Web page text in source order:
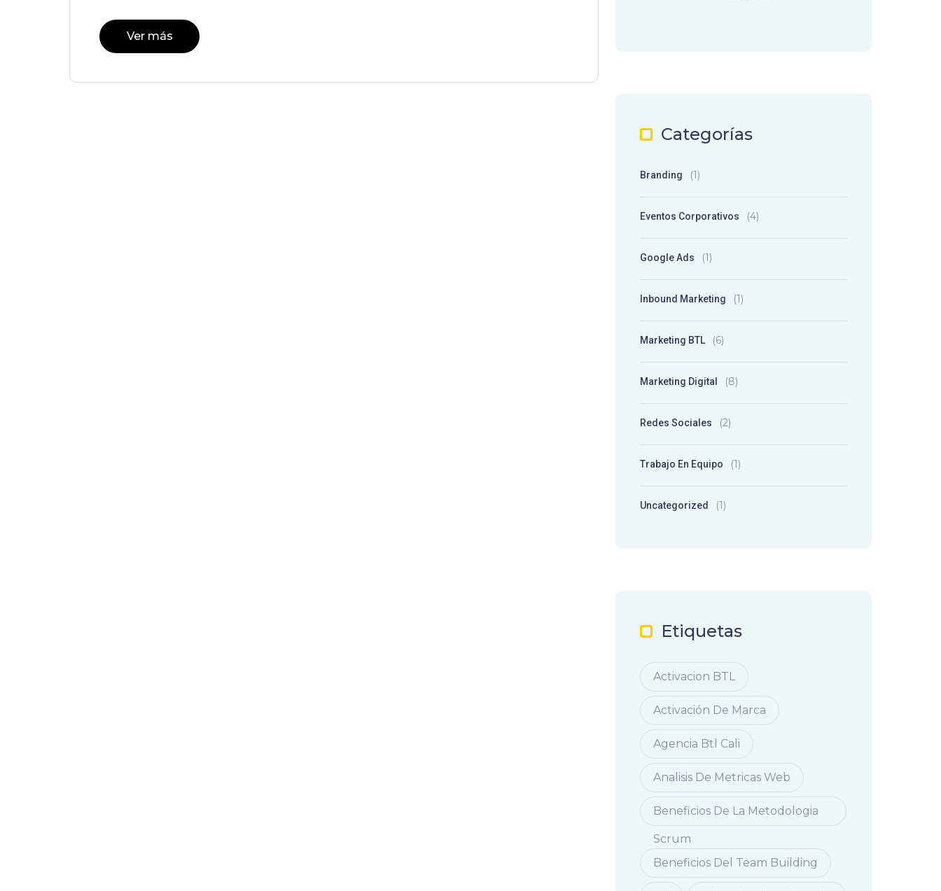
Ver más
Categorías
Branding (1)
Eventos Corporativos (4)
Google Ads (1)
Inbound Marketing (1)
Marketing BTL (6)
Marketing Digital (8)
Redes Sociales (2)
Trabajo En Equipo (1)
Uncategorized (1)
Etiquetas
Activacion BTL
Activación De Marca
Agencia Btl Cali
Analisis De Metricas Web
Beneficios De La Metodologia
Scrum
Beneficios Del Team Building